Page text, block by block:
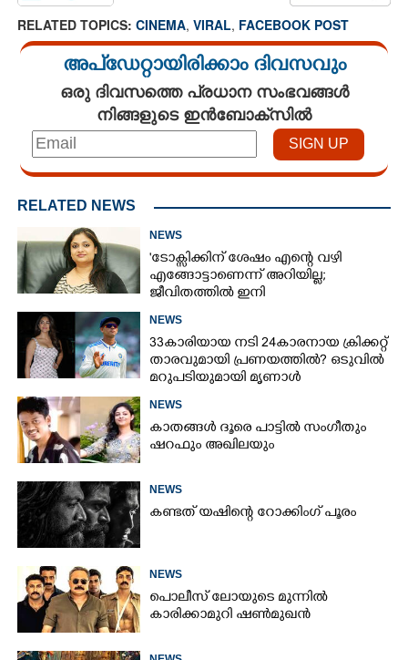
RELATED TOPICS: CINEMA, VIRAL, FACEBOOK POST
അപ്ഡേറ്റായിരിക്കാം ദിവസവും
ഒരു ദിവസത്തെ പ്രധാന സംഭവങ്ങൾ
നിങ്ങളുടെ ഇൻബോക്സിൽ
RELATED NEWS
NEWS
'ടോക്സിക്കിന് ശേഷം എന്റെ വഴി
എങ്ങോട്ടാണെന്ന് അറിയില്ല;
ജീവിതത്തിൽ ഇനി
ഉള്ളിൽ ഉണ്ടായിരിക്കും'
NEWS
33കാരിയായ നടി 24കാരനായ ക്രിക്കറ്റ്
താരവുമായി പ്രണയത്തിൽ? ഒടുവിൽ
മറുപടിയുമായി മൃണാൾ
NEWS
കാതങ്ങൾ ദൂരെ പാട്ടിൽ സംഗീതും
ഷറഫും അഖിലയും
NEWS
കണ്ടത് യഷിന്റെ റോക്കിംഗ് പൂരം
NEWS
പൊലീസ് ലോയുടെ മുന്നിൽ
കാരിക്കാമുറി ഷൺമുഖൻ
Share this link